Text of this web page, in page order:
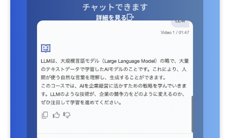
チャットできます
詳細を見る